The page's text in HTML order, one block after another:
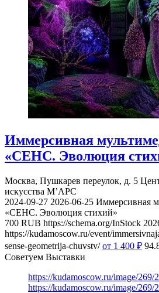
Иммерсивная
«СЕНС. Эволюция
Москва, Пушкарев переулок, д. 5
искусства М’АРС
2024-09-27 2026-06-25 Иммерсивная
«СЕНС. Эволюция стихий»
700 RUB https://schema.org/InStock
https://kudamoscow.ru/event/
sense-geometrija-chuvstv/ от 1 400 ₽
Советуем Выставки
https://kudamoscow.ru/image/269/
https://kudamoscow.ru/image/269/